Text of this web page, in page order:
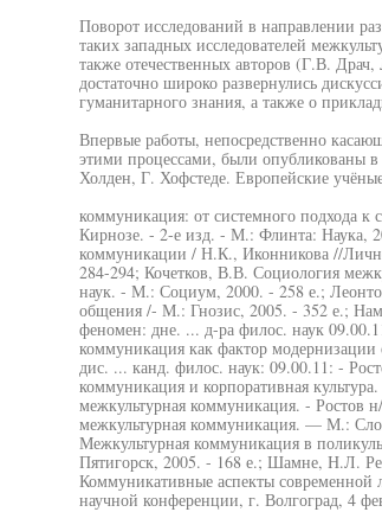
Поворот исследований в направлении
таких западных исследователей
также отечественных авторов (Г.В.
достаточно широко развернулись
гуманитарного знания, а также о
Впервые работы, непосредственно
этими процессами, были опубликованы
Холден, Г. Хофстеде. Европейские
коммуникация: от системного подхода
Кирнозе. - 2-е изд. - М.: Флинта: Наука,
коммуникации / Н.К., Иконникова //
284-294; Кочетков, В.В. Социология
наук. - М.: Социум, 2000. - 258 е.;
общения /- М.: Гнозис, 2005. - 352 е.;
феномен: дне. ... д-ра филос. наук
коммуникация как фактор модернизации
дис. ... канд. филос. наук: 09.00.11: -
коммуникация и корпоративная
межкультурная коммуникация. -
межкультурная коммуникация. — М.:
Межкультурная коммуникация в
Пятигорск, 2005. - 168 е.; Шамне, Н.Л.
Коммуникативные аспекты
научной конференции, г. Волгоград, 4